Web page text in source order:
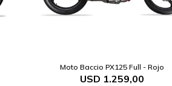
Moto Baccio PX125 Full - Rojo
USD 1.259,00